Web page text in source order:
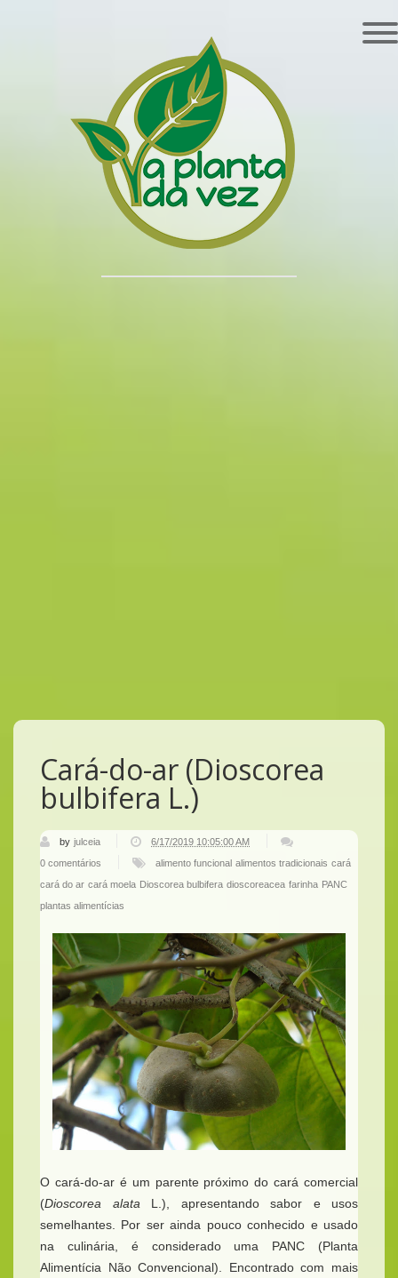
Cará-do-ar (Dioscorea
bulbifera L.)
by julceia
6/17/2019 10:05:00 AM
0 comentários
alimento funcional alimentos tradicionais cará
cará do ar cará moela Dioscorea bulbifera dioscoreacea farinha PANC
plantas alimentícias
O cará-do-ar é um parente próximo do cará comercial
(Dioscorea alata L.), apresentando sabor e usos
semelhantes. Por ser ainda pouco conhecido e usado
na culinária, é considerado uma PANC (Planta
Alimentícia Não Convencional). Encontrado com mais